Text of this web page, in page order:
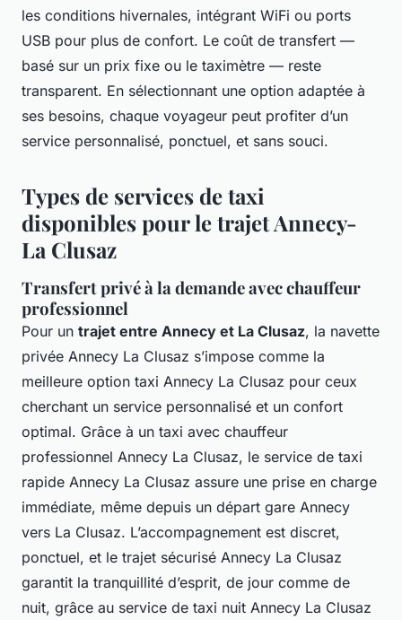
les conditions hivernales, intégrant WiFi ou ports
USB pour plus de confort. Le coût de transfert —
basé sur un prix fixe ou le taximètre — reste
transparent. En sélectionnant une option adaptée à
ses besoins, chaque voyageur peut profiter d’un
service personnalisé, ponctuel, et sans souci.
Types de services de taxi
disponibles pour le trajet Annecy-
La Clusaz
Transfert privé à la demande avec chauffeur
professionnel
Pour un trajet entre Annecy et La Clusaz, la navette
privée Annecy La Clusaz s’impose comme la
meilleure option taxi Annecy La Clusaz pour ceux
cherchant un service personnalisé et un confort
optimal. Grâce à un taxi avec chauffeur
professionnel Annecy La Clusaz, le service de taxi
rapide Annecy La Clusaz assure une prise en charge
immédiate, même depuis un départ gare Annecy
vers La Clusaz. L’accompagnement est discret,
ponctuel, et le trajet sécurisé Annecy La Clusaz
garantit la tranquillité d’esprit, de jour comme de
nuit, grâce au service de taxi nuit Annecy La Clusaz